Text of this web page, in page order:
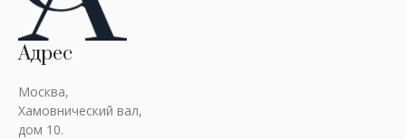
Адрес
Москва,
Хамовнический вал,
дом 10.